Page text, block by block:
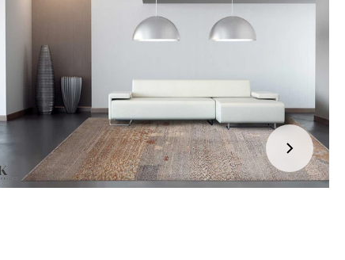
gratis bij u thuis geleverd. Wij streven ernaar uw
4 werkdagen
gratis bij u thuis geleverd. Mocht het niet passen en
te retourneren, dan storten wij het aankoopbedrag zo
terug, maar uiterlijkbinnen 14 dagen na herroeping.
kunt u terecht op: